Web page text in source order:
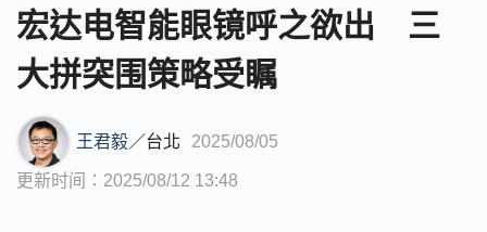
宏达电智能眼镜呼之欲出 三
大拼突围策略受瞩
王君毅／台北 2025/08/05
更新时间：2025/08/12 13:48